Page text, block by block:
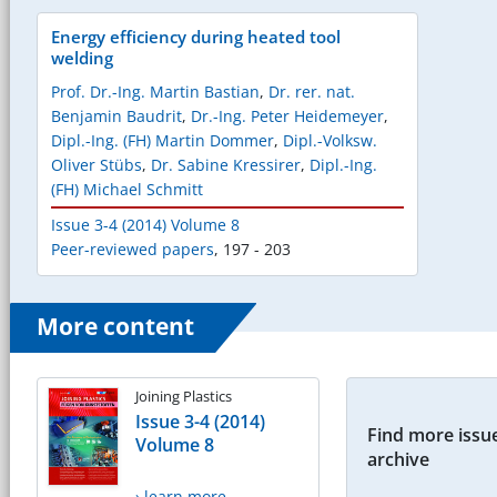
Energy efficiency during heated tool
welding
Prof. Dr.-Ing. Martin Bastian, Dr. rer. nat.
Benjamin Baudrit, Dr.-Ing. Peter Heidemeyer,
Dipl.-Ing. (FH) Martin Dommer, Dipl.-Volksw.
Oliver Stübs, Dr. Sabine Kressirer, Dipl.-Ing.
(FH) Michael Schmitt
Issue 3-4 (2014) Volume 8
Peer-reviewed papers, 197 - 203
More content
Joining Plastics
Issue 3-4 (2014)
Volume 8
Find more
archive